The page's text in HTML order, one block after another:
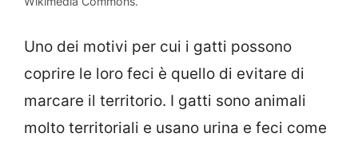
Uno dei motivi per cui i gatti possono
coprire le loro feci è quello di evitare di
marcare il territorio. I gatti sono animali
molto territoriali e usano urina e feci come